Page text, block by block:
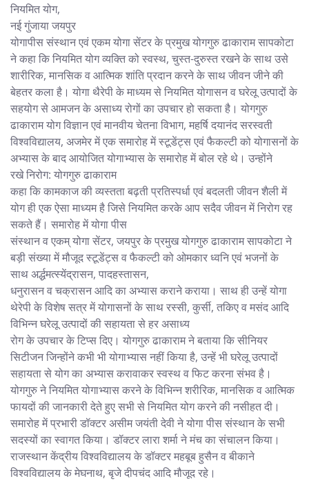
नियमित योग,
नई गुंजाया जयपुर
योगापीस संस्थान एवं एकम योगा सेंटर के प्रमुख योगगुरु ढाकाराम सापकोटा
ने कहा कि नियमित योग व्यक्ति को स्वस्थ, चुस्त-दुरुस्त रखने के साथ उसे
शारीरिक, मानसिक व आत्मिक शांति प्रदान करने के साथ जीवन जीने की
बेहतर कला है। योगा थैरेपी के माध्यम से नियमित योगासन व घरेलू उत्पादों के
सहयोग से आमजन के असाध्य रोगों का उपचार हो सकता है। योगगुरु
ढाकाराम योग विज्ञान एवं मानवीय चेतना विभाग, महर्षि दयानंद सरस्वती
विश्वविद्यालय, अजमेर में एक समारोह में स्टूडेंट्स एवं फैकल्टी को योगासनों के
अभ्यास के बाद आयोजित योगाभ्यास के समारोह में बोल रहे थे। उन्होंने
रखे निरोग: योगगुरु ढाकाराम
कहा कि कामकाज की व्यस्तता बढ़ती प्रतिस्पर्धा एवं बदलती जीवन शैली में
योग ही एक ऐसा माध्यम है जिसे नियमित करके आप सदैव जीवन में निरोग रह
सकते हैं। समारोह में योगा पीस
संस्थान व एकम् योगा सेंटर, जयपुर के प्रमुख योगगुरु ढाकाराम सापकोटा ने
बड़ी संख्या में मौजूद स्टूडेंट्स व फैकल्टी को ओमकार ध्वनि एवं भजनों के
साथ अर्द्धमत्स्येंद्रासन, पादहस्तासन,
धनुरासन व चक्रासन आदि का अभ्यास कराने कराया। साथ ही उन्हें योगा
थेरेपी के विशेष सत्र में योगासनों के साथ रस्सी, कुर्सी, तकिए व मसंद आदि
विभिन्न घरेलू उत्पादों की सहायता से हर असाध्य
रोग के उपचार के टिप्स दिए। योगगुरु ढाकाराम ने बताया कि सीनियर
सिटीजन जिन्होंने कभी भी योगाभ्यास नहीं किया है, उन्हें भी घरेलू उत्पादों
सहायता से योग का अभ्यास करावाकर स्वस्थ व फिट करना संभव है।
योगगुरु ने नियमित योगाभ्यास करने के विभिन्न शरीरिक, मानसिक व आत्मिक
फायदों की जानकारी देते हुए सभी से नियमित योग करने की नसीहत दी।
समारोह में प्रभारी डॉक्टर असीम जयंती देवी ने योगा पीस संस्थान के सभी
सदस्यों का स्वागत किया। डॉक्टर लारा शर्मा ने मंच का संचालन किया।
राजस्थान केंद्रीय विश्वविद्यालय के डॉक्टर महबूब हुसैन व बीकाने
विश्वविद्यालय के मेघनाथ, बृजे दीपचंद आदि मौजूद रहे।